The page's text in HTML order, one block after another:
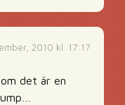
2010 kl. 17:17
om det är en